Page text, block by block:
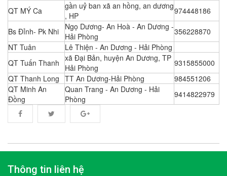
QT MÝ Ca
gần uỷ ban xã an hồng, an dương
, HP
974448186
Bs Đỉnh- Pk Nhi
Ngọ Dương- An Hoà - An Dương -
Hải Phòng
356228870
NT Tuân
Lê Thiện - An Dương - Hải Phòng
QT Tuấn Thanh xã Đại Bản, huyện An Dương, TP
Hải Phòng
9315855000
QT Thanh Long TT An Dương-Hải Phòng
984551206
QT Minh An
Đồng
Quan Trang - An Dương - Hải
Phòng
9414822979
Thông tin liên hệ